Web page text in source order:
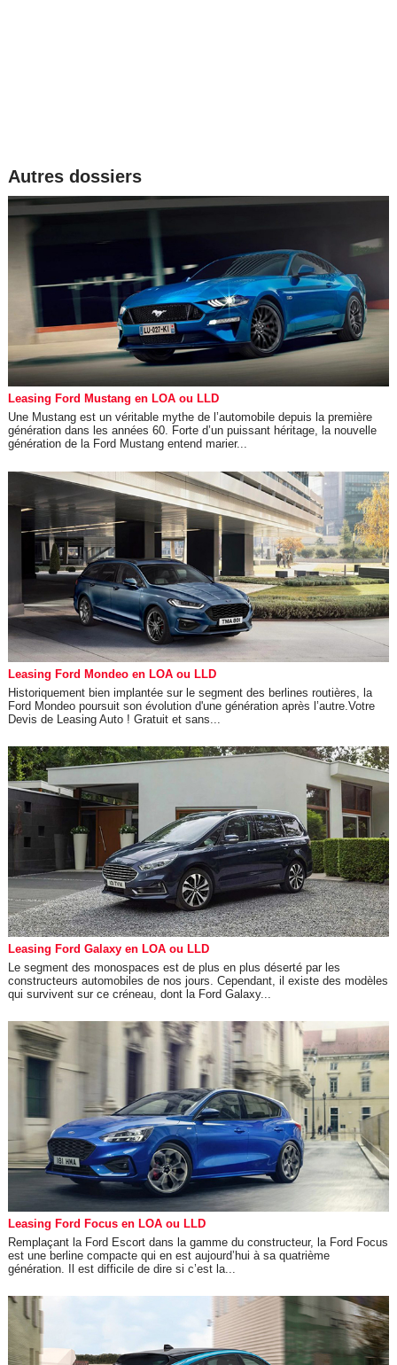
Autres dossiers
Leasing Ford Mustang en LOA ou LLD
Une Mustang est un véritable mythe de l’automobile depuis la première
génération dans les années 60. Forte d’un puissant héritage, la nouvelle
génération de la Ford Mustang entend marier...
Leasing Ford Mondeo en LOA ou LLD
Historiquement bien implantée sur le segment des berlines routières, la
Ford Mondeo poursuit son évolution d'une génération après l’autre.Votre
Devis de Leasing Auto ! Gratuit et sans...
Leasing Ford Galaxy en LOA ou LLD
Le segment des monospaces est de plus en plus déserté par les
constructeurs automobiles de nos jours. Cependant, il existe des modèles
qui survivent sur ce créneau, dont la Ford Galaxy...
Leasing Ford Focus en LOA ou LLD
Remplaçant la Ford Escort dans la gamme du constructeur, la Ford Focus
est une berline compacte qui en est aujourd’hui à sa quatrième
génération. Il est difficile de dire si c’est la...